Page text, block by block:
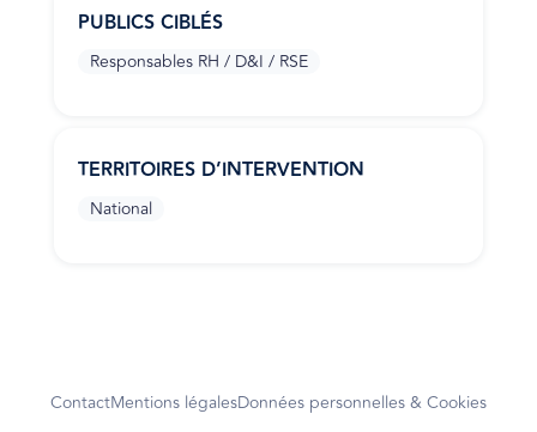
PUBLICS CIBLÉS
Responsables RH / D&I / RSE
TERRITOIRES D’INTERVENTION
National
ContactMentions légalesDonnées personnelles & Cookies